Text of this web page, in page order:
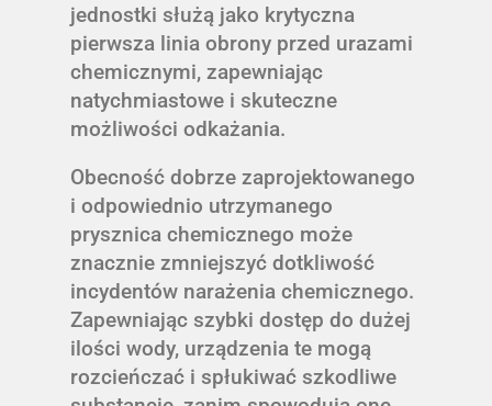
jednostki służą jako krytyczna
pierwsza linia obrony przed urazami
chemicznymi, zapewniając
natychmiastowe i skuteczne
możliwości odkażania.
Obecność dobrze zaprojektowanego
i odpowiednio utrzymanego
prysznica chemicznego może
znacznie zmniejszyć dotkliwość
incydentów narażenia chemicznego.
Zapewniając szybki dostęp do dużej
ilości wody, urządzenia te mogą
rozcieńczać i spłukiwać szkodliwe